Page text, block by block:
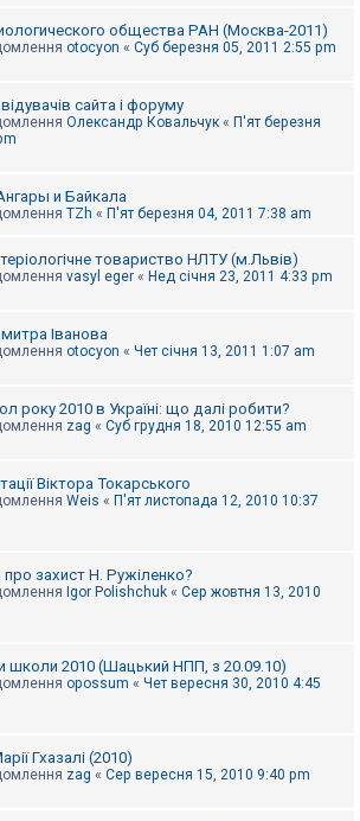
общества РАН (Москва-2011)
otocyon « Суб березня 05, 2011 2:55 pm
сайта і форуму
Олександр Ковальчук « П'ят березня
и Байкала
TZh « П'ят березня 04, 2011 7:38 am
товариство НЛТУ (м.Львів)
vasyl eger « Нед січня 23, 2011 4:33 pm
Іванова
otocyon « Чет січня 13, 2011 1:07 am
року 2010 в Україні: що далі робити?
zag « Суб грудня 18, 2010 12:55 am
Віктора Токарського
Weis « П'ят листопада 12, 2010 10:37
захист Н. Ружіленко?
Igor Polishchuk « Сер жовтня 13, 2010
школи 2010 (Шацький НПП, з 20.09.10)
opossum « Чет вересня 30, 2010 4:45
Гхазалі (2010)
zag « Сер вересня 15, 2010 9:40 pm